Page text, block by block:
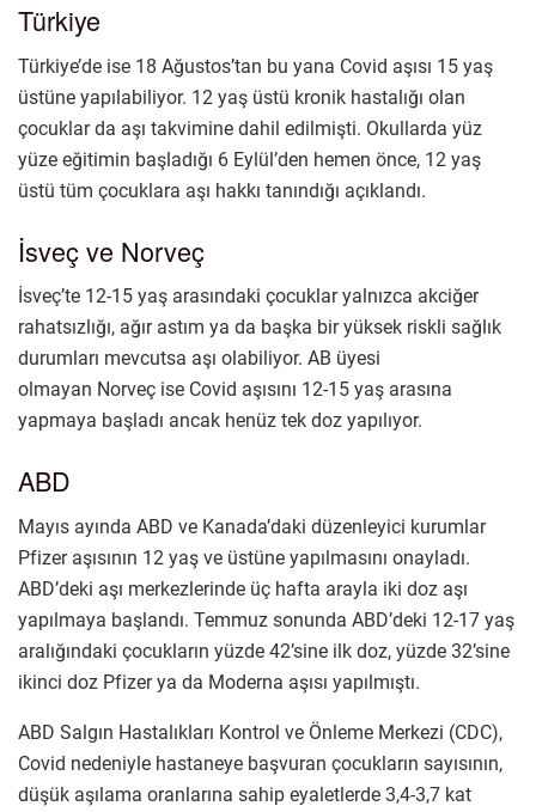
Türkiye
Türkiye’de ise 18 Ağustos’tan bu yana Covid aşısı 15 yaş
üstüne yapılabiliyor. 12 yaş üstü kronik hastalığı olan
çocuklar da aşı takvimine dahil edilmişti. Okullarda yüz
yüze eğitimin başladığı 6 Eylül’den hemen önce, 12 yaş
üstü tüm çocuklara aşı hakkı tanındığı açıklandı.
İsveç ve Norveç
İsveç’te 12-15 yaş arasındaki çocuklar yalnızca akciğer
rahatsızlığı, ağır astım ya da başka bir yüksek riskli sağlık
durumları mevcutsa aşı olabiliyor. AB üyesi
olmayan Norveç ise Covid aşısını 12-15 yaş arasına
yapmaya başladı ancak henüz tek doz yapılıyor.
ABD
Mayıs ayında ABD ve Kanada’daki düzenleyici kurumlar
Pfizer aşısının 12 yaş ve üstüne yapılmasını onayladı.
ABD’deki aşı merkezlerinde üç hafta arayla iki doz aşı
yapılmaya başlandı. Temmuz sonunda ABD’deki 12-17 yaş
aralığındaki çocukların yüzde 42’sine ilk doz, yüzde 32’sine
ikinci doz Pfizer ya da Moderna aşısı yapılmıştı.
ABD Salgın Hastalıkları Kontrol ve Önleme Merkezi (CDC),
Covid nedeniyle hastaneye başvuran çocukların sayısının,
düşük aşılama oranlarına sahip eyaletlerde 3,4-3,7 kat